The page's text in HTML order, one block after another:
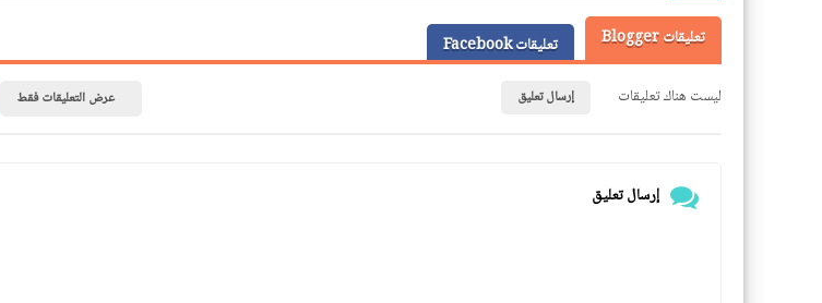
تعليقات Blogger
تعليقات Facebook
ليست هناك تعليقات
إرسال تعليق عرض التعليقات فقط
إرسال تعليق